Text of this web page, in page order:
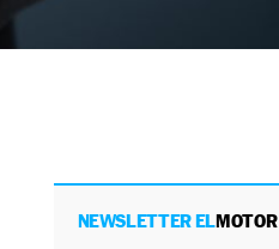
NEWSLETTER ELMOTOR